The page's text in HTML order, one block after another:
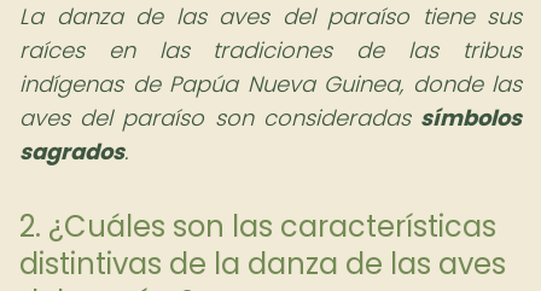
La danza de las aves del paraíso tiene sus
raíces en las tradiciones de las tribus
indígenas de Papúa Nueva Guinea, donde las
aves del paraíso son consideradas símbolos
sagrados.
2. ¿Cuáles son las características
distintivas de la danza de las aves